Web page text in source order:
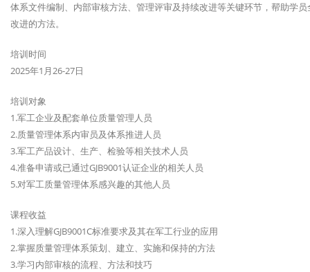
体系文件编制、内部审核方法、管理评审及持续改进等关键环节，帮助学
改进的方法。
培训时间
2025年1月26-27日
培训对象
1.军工企业及配套单位质量管理人员
2.质量管理体系内审员及体系推进人员
3.军工产品设计、生产、检验等相关技术人员
4.准备申请或已通过GJB9001认证企业的相关人员
5.对军工质量管理体系感兴趣的其他人员
课程收益
1.深入理解GJB9001C标准要求及其在军工行业的应用
2.掌握质量管理体系策划、建立、实施和保持的方法
3.学习内部审核的流程、方法和技巧